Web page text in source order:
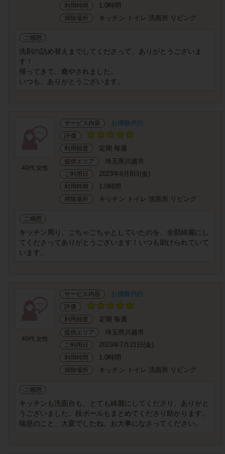
利用時間 1.0時間
掃除場所 キッチン トイレ 洗面所 リビング
ご感想
洗剤の詰め替えまでしてくださって、ありがとうございま
す！
帰ってきて、癒やされました。
いつも、ありがとうございます。
40代 女性
サービス内容 お掃除代行
評価
利用頻度
定期 毎週
提供エリア 埼玉県川越市
ご利用日 2023年9月8日(金)
利用時間 1.0時間
掃除場所 キッチン トイレ 洗面所 リビング
ご感想
キッチン周り、ごちゃごちゃとしていたのを、全部綺麗にし
てくださってありがとうございます！いつも助けられていて
います。
40代 女性
サービス内容 お掃除代行
評価
利用頻度
定期 毎週
提供エリア 埼玉県川越市
ご利用日 2023年7月21日(金)
利用時間 1.0時間
掃除場所 キッチン トイレ 洗面所 リビング
ご感想
キッチンも洗面台も、とても綺麗にしてくださり、ありがと
うございました。段ボールもまとめてくださり助かります。
喘息のこと、大変でしたね。お大事になさってください。